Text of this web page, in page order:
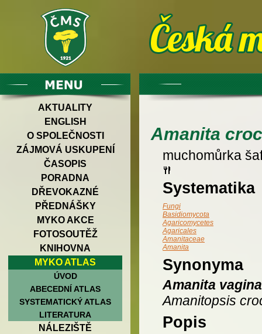
AKTUALITY
ENGLISH
O SPOLEČNOSTI
ZÁJMOVÁ USKUPENÍ
ČASOPIS
PORADNA
DŘEVOKAZNÉ
PŘEDNÁŠKY
MYKO AKCE
FOTOSOUTĚŽ
KNIHOVNA
MYKO ATLAS
ÚVOD
ABECEDNÍ ATLAS
SYSTEMATICKÝ ATLAS
LITERATURA
NÁLEZIŠTĚ
Amanita
muchomůrka
Systematika
Fungi
Basidiomycota
Agaricomycetes
Agaricales
Amanitaceae
Amanita
Synonyma
Amanita
Amanitopsis
Popis